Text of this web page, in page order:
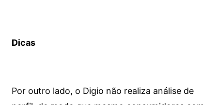
Dicas
Por outro lado, o Digio não realiza análise de